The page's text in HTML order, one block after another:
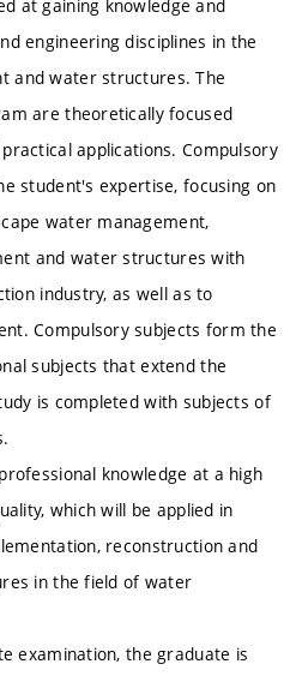
at gaining knowledge and
engineering disciplines in the
and water structures. The
are theoretically focused
applications. Compulsory
student's expertise, focusing on
water management,
and water structures with
industry, as well as to
Compulsory subjects form the
subjects that extend the
is completed with subjects of
knowledge at a high
which will be applied in
reconstruction and
in the field of water
examination, the graduate is